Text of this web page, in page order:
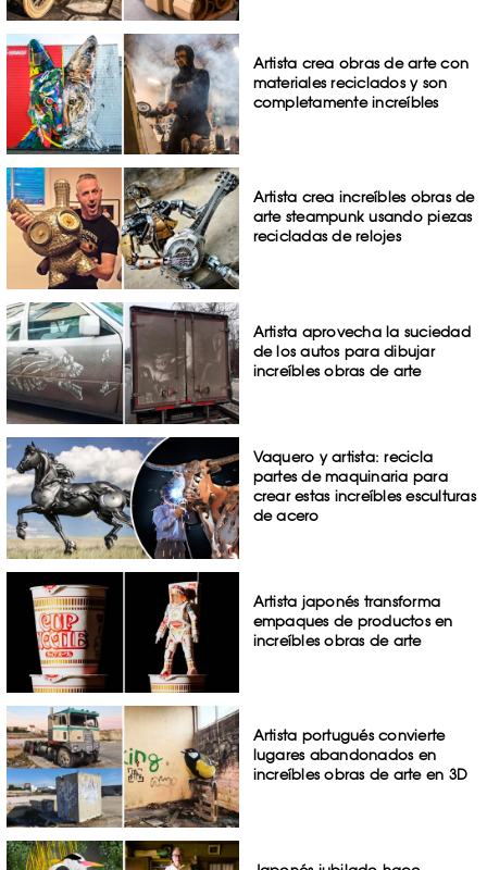
Artista crea obras de arte con
materiales reciclados y son
completamente increíbles
Artista crea increíbles obras de
arte steampunk usando piezas
recicladas de relojes
Artista aprovecha la suciedad
de los autos para dibujar
increíbles obras de arte
Vaquero y artista: recicla
partes de maquinaria para
crear estas increíbles esculturas
de acero
Artista japonés transforma
empaques de productos en
increíbles obras de arte
Artista portugués convierte
lugares abandonados en
increíbles obras de arte en 3D